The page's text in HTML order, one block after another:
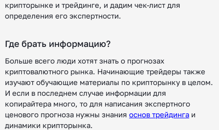
крипторынке и трейдинге, и дадим чек-лист для
определения его экспертности.
Где брать информацию?
Больше всего люди хотят знать о прогнозах
криптовалютного рынка. Начинающие трейдеры также
изучают обучающие материалы по крипторынку в целом.
И если в последнем случае информации для
копирайтера много, то для написания экспертного
ценового прогноза нужны знания основ трейдинга и
динамики крипторынка.